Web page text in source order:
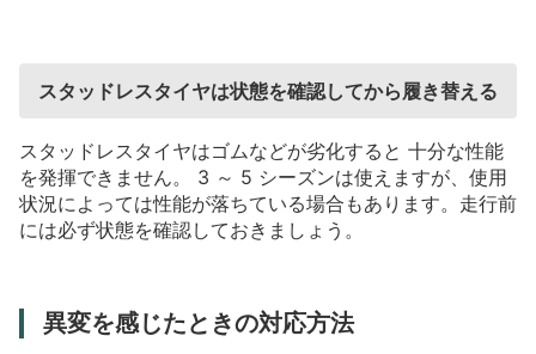
スタッドレスタイヤは状態を確認してから履き替える
スタッドレスタイヤはゴムなどが劣化すると 十分な性能
を発揮できません。
3 ～ 5 シーズンは使えますが、使用
状況によっては性能が落ちている場合もあります。走行前
には必ず状態を確認しておきましょう。
異変を感じたときの対応方法